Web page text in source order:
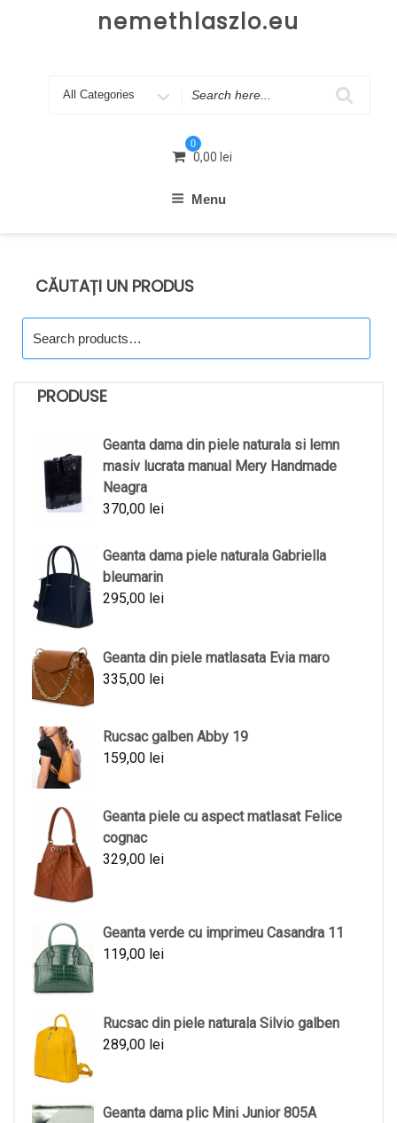
nemethlaszlo.eu
Search
0
0,00 lei
Menu
CĂUTAȚI UN PRODUS
for:
PRODUSE
Geanta dama din piele naturala si lemn
masiv lucrata manual Mery Handmade
Neagra
370,00 lei
Geanta dama piele naturala Gabriella
bleumarin
295,00 lei
Geanta din piele matlasata Evia maro
335,00 lei
Rucsac galben Abby 19
159,00 lei
Geanta piele cu aspect matlasat Felice
cognac
329,00 lei
Geanta verde cu imprimeu Casandra 11
119,00 lei
Rucsac din piele naturala Silvio galben
289,00 lei
Geanta dama plic Mini Junior 805A